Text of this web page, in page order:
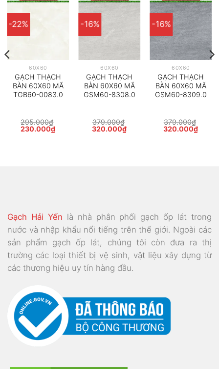
-22%
60X60
GẠCH THẠCH
BÀN 60X60 MÃ
TGB60-0083.0
295.000₫
Giá
230.000₫Giá
-16%
60X60
GẠCH THẠCH
BÀN 60X60 MÃ
GSM60-8308.0
379.000₫
Giá
320.000₫Giá
-16%
60X60
GẠCH THẠCH
BÀN 60X60 MÃ
GSM60-8309.0
379.000₫
Giá
320.000₫Giá
Gạch Hải Yến là nhà phân phối gạch ốp lát trong
nước và nhập khẩu nổi tiếng trên thế giới. Ngoài các
sản phẩm gạch ốp lát, chúng tôi còn đưa ra thị
trường các loại thiết bị vệ sinh, vật liệu xây dựng từ
các thương hiệu uy tín hàng đầu.